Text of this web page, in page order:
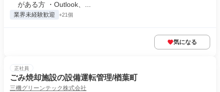
がある方 ・Outlook、...
業界未経験歓迎 +21個
気になる
正社員
ごみ焼却施設の設備運転管理/楢葉町
三機グリーンテック株式会社